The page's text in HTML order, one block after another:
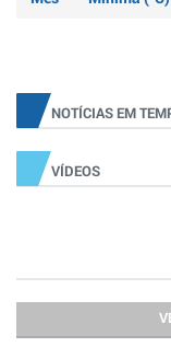
NOTÍCIAS EM
VÍDEOS